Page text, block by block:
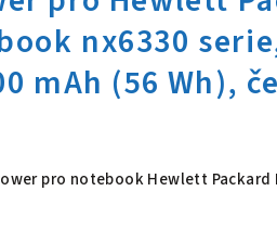
pro Hewlett
pro notebook Hewlett Packard